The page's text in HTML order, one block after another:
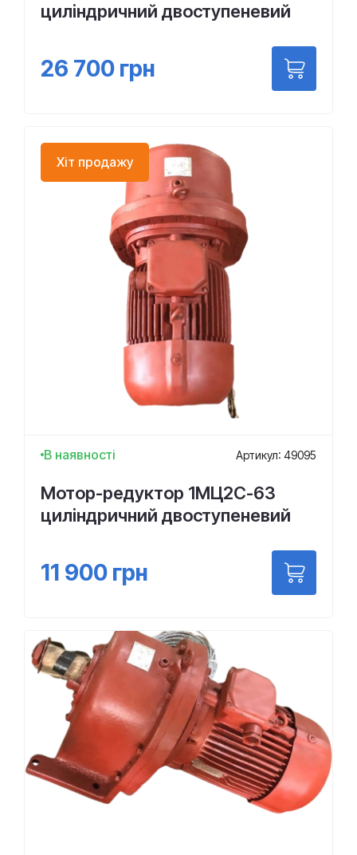
циліндричний двоступеневий
26 700 грн
Хіт продажу
В наявності Артикул: 49095
Мотор-редуктор 1МЦ2С-63
циліндричний двоступеневий
11 900 грн